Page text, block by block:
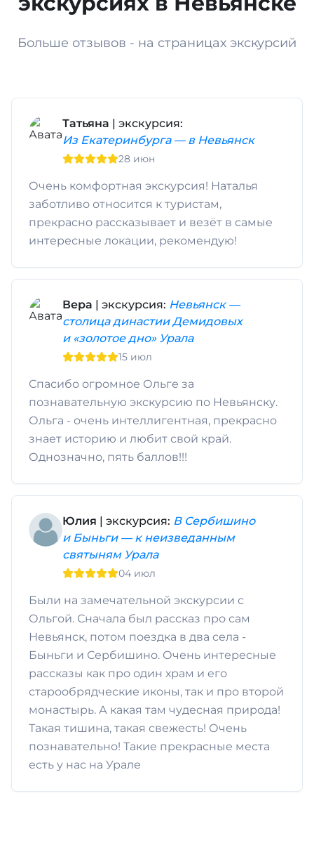
Больше отзывов - на страницах экскурсий
Татьяна | экскурсия:
Из Екатеринбурга — в Невьянск
28 июн
Очень комфортная экскурсия! Наталья
заботливо относится к туристам,
прекрасно рассказывает и везёт в самые
интересные локации, рекомендую!
Вера | экскурсия: Невьянск —
столица династии Демидовых
и «золотое дно» Урала
15 июл
Спасибо огромное Ольге за
познавательную экскурсию по Невьянску.
Ольга - очень интеллигентная, прекрасно
знает историю и любит свой край.
Однозначно, пять баллов!!!
Юлия | экскурсия: В Сербишино
и Быньги — к неизведанным
святыням Урала
04 июл
Были на замечательной экскурсии с
Ольгой. Сначала был рассказ про сам
Невьянск, потом поездка в два села -
Быньги и Сербишино. Очень интересные
рассказы как про один храм и его
старообрядческие иконы, так и про второй
монастырь. А какая там чудесная природа!
Такая тишина, такая свежесть! Очень
познавательно! Такие прекрасные места
есть у нас на Урале